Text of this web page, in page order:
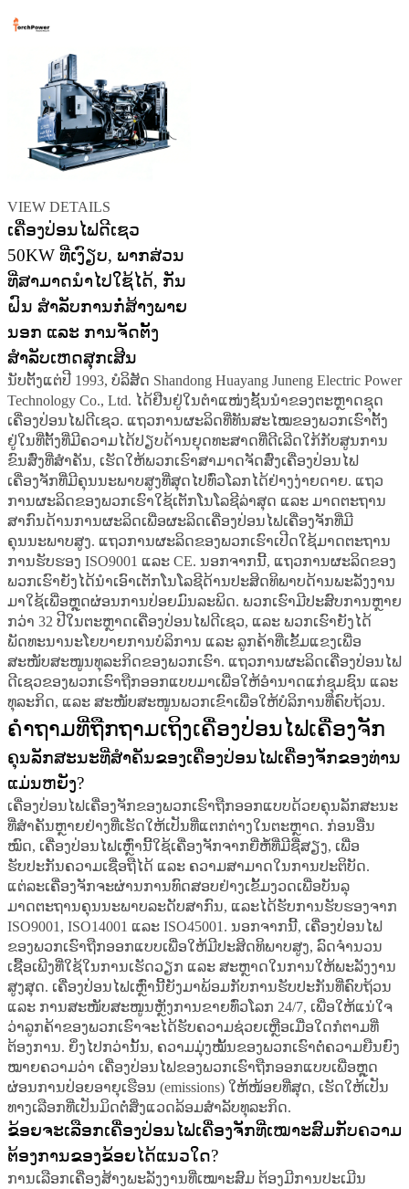
VIEW DETAILS
ເຄື່ອງປ່ອນໄຟດີເຊວ
50KW ທີ່ເງົຽບ, ພາກສ່ວນ
ທີ່ສາມາດນຳໄປໃຊ້ໄດ້, ກັນ
ຝົນ ສຳລັບການກໍ່ສ້າງພາຍ
ນອກ ແລະ ການຈັດຕັ້ງ
ສຳລັບເຫດສຸກເສີນ
ນັບຕັ້ງແຕ່ປີ 1993, ບໍລິສັດ Shandong Huayang Juneng Electric Power
Technology Co., Ltd. ໄດ້ຢືນຢູ່ໃນຕຳແໜ່ງຊັ້ນນຳຂອງຕະຫຼາດຊຸດ
ເຄື່ອງປ່ອນໄຟດີເຊວ. ແຖວການຜະລິດທີ່ທັນສະໄໝຂອງພວກເຮົາຕັ້ງ
ຢູ່ໃນທີ່ຕັ້ງທີ່ມີຄວາມໄດ້ປຽບດ້ານຍຸດທະສາດທີ່ດີເລີດໃກ້ກັບສູນການ
ຂົນສົ່ງທີ່ສຳຄັນ, ເຮັດໃຫ້ພວກເຮົາສາມາດຈັດສົ່ງເຄື່ອງປ່ອນໄຟ
ເຄື່ອງຈັກທີ່ມີຄຸນນະພາບສູງທີ່ສຸດໄປທົ່ວໂລກໄດ້ຢ່າງງ່າຍດາຍ. ແຖວ
ການຜະລິດຂອງພວກເຮົາໃຊ້ເຕັກໂນໂລຊີລ່າສຸດ ແລະ ມາດຕະຖານ
ສາກົນດ້ານການຜະລິດເພື່ອຜະລິດເຄື່ອງປ່ອນໄຟເຄື່ອງຈັກທີ່ມີ
ຄຸນນະພາບສູງ. ແຖວການຜະລິດຂອງພວກເຮົາເປີດໃຊ້ມາດຕະຖານ
ການຮັບຮອງ ISO9001 ແລະ CE. ນອກຈາກນີ້, ແຖວການຜະລິດຂອງ
ພວກເຮົາຍັງໄດ້ນຳເອົາເຕັກໂນໂລຊີດ້ານປະສິດທິພາບດ້ານພະລັງງານ
ມາໃຊ້ເພື່ອຫຼຸດຜ່ອນການປ່ອຍມົນລະພິດ. ພວກເຮົາມີປະສົບການຫຼາຍ
ກວ່າ 32 ປີໃນຕະຫຼາດເຄື່ອງປ່ອນໄຟດີເຊວ, ແລະ ພວກເຮົາຍັງໄດ້
ພັດທະນານະໂຍບາຍການບໍລິການ ແລະ ລູກຄ້າທີ່ເຂັ້ມແຂງເພື່ອ
ສະໜັບສະໜູນທຸລະກິດຂອງພວກເຮົາ. ແຖວການຜະລິດເຄື່ອງປ່ອນໄຟ
ດີເຊວຂອງພວກເຮົາຖືກອອກແບບມາເພື່ອໃຫ້ອຳນາດແກ່ຊຸມຊົນ ແລະ
ທຸລະກິດ, ແລະ ສະໜັບສະໜູນພວກເຂົາເພື່ອໃຫ້ບໍລິການທີ່ຄົບຖ້ວນ.
ຄຳຖາມທີ່ຖືກຖາມເຖິງເຄື່ອງປ່ອນໄຟເຄື່ອງຈັກ
ຄຸນລັກສະນະທີ່ສຳຄັນຂອງເຄື່ອງປ່ອນໄຟເຄື່ອງຈັກຂອງທ່ານ
ແມ່ນຫຍັງ?
ເຄື່ອງປ່ອນໄຟເຄື່ອງຈັກຂອງພວກເຮົາຖືກອອກແບບດ້ວຍຄຸນລັກສະນະ
ທີ່ສຳຄັນຫຼາຍຢ່າງທີ່ເຮັດໃຫ້ເປັນທີ່ແຕກຕ່າງໃນຕະຫຼາດ. ກ່ອນອື່ນ
ໝົດ, ເຄື່ອງປ່ອນໄຟເຫຼົ່ານີ້ໃຊ້ເຄື່ອງຈັກຈາກຍີ່ຫໍ້ທີ່ມີຊື່ສຽງ, ເພື່ອ
ຮັບປະກັນຄວາມເຊື່ອຖືໄດ້ ແລະ ຄວາມສາມາດໃນການປະຕິບັດ.
ແຕ່ລະເຄື່ອງຈັກຈະຜ່ານການທົດສອບຢ່າງເຂັ້ມງວດເພື່ອບັນລຸ
ມາດຕະຖານຄຸນນະພາບລະດັບສາກົນ, ແລະໄດ້ຮັບການຮັບຮອງຈາກ
ISO9001, ISO14001 ແລະ ISO45001. ນອກຈາກນີ້, ເຄື່ອງປ່ອນໄຟ
ຂອງພວກເຮົາຖືກອອກແບບເພື່ອໃຫ້ມີປະສິດທິພາບສູງ, ລົດຈຳນວນ
ເຊື້ອເພີງທີ່ໃຊ້ໃນການເຮັດວຽກ ແລະ ສະຫຼາດໃນການໃຫ້ພະລັງງານ
ສູງສຸດ. ເຄື່ອງປ່ອນໄຟເຫຼົ່ານີ້ຍັງມາພ້ອມກັບການຮັບປະກັນທີ່ຄົບຖ້ວນ
ແລະ ການສະໜັບສະໜູນຫຼັງການຂາຍທົ່ວໂລກ 24/7, ເພື່ອໃຫ້ແນ່ໃຈ
ວ່າລູກຄ້າຂອງພວກເຮົາຈະໄດ້ຮັບຄວາມຊ່ວຍເຫຼືອເມື່ອໃດກໍຕາມທີ່
ຕ້ອງການ. ຍິ່ງໄປກວ່ານັ້ນ, ຄວາມມຸ່ງໝັ້ນຂອງພວກເຮົາຕໍ່ຄວາມຍືນຍົງ
ໝາຍຄວາມວ່າ ເຄື່ອງປ່ອນໄຟຂອງພວກເຮົາຖືກອອກແບບເພື່ອຫຼຸດ
ຜ່ອນການປ່ອຍອາຍຸເຮືອນ (emissions) ໃຫ້ໜ້ອຍທີ່ສຸດ, ເຮັດໃຫ້ເປັນ
ທາງເລືອກທີ່ເປັນມິດຕໍ່ສິ່ງແວດລ້ອມສຳລັບທຸລະກິດ.
ຂ້ອຍຈະເລືອກເຄື່ອງປ່ອນໄຟເຄື່ອງຈັກທີ່ເໝາະສົມກັບຄວາມ
ຕ້ອງການຂອງຂ້ອຍໄດ້ແນວໃດ?
ການເລືອກເຄື່ອງສ້າງພະລັງງານທີ່ເໝາະສົມ ຕ້ອງມີການປະເມີນ